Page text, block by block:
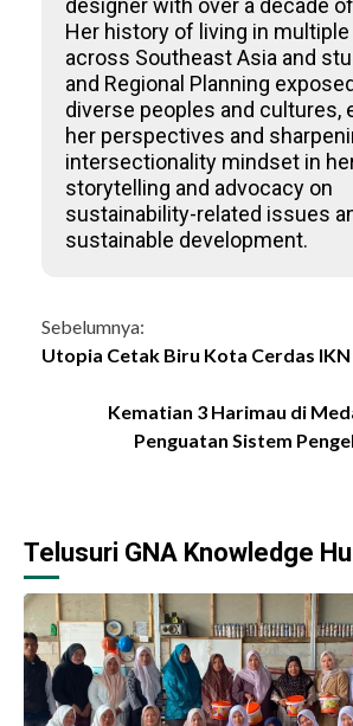
designer with over a decade
Her history of living in multiple
across Southeast Asia and
and Regional Planning
diverse peoples and cultures,
her perspectives and
intersectionality mindset in
storytelling and advocacy on
sustainability-related issues
sustainable development.
Continue
Sebelumnya:
Utopia Cetak Biru Kota Cerdas IKN
Kematian 3 Harimau di
Penguatan Sistem
Telusuri GNA Knowledge